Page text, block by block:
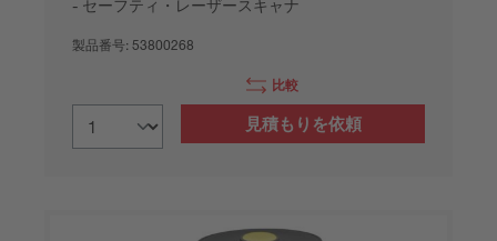
セーフティ・レーザースキャナ
製品番号: 53800268
比較
見積もりを依頼